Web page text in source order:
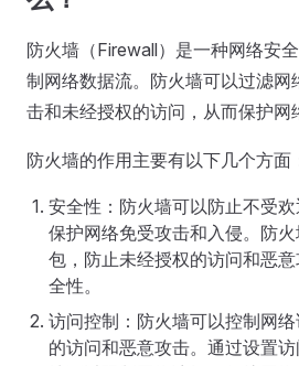
防火墙（Firewall）是一种网络安
制网络数据流。防火墙可以过滤网
击和未经授权的访问，从而保护网
防火墙的作用主要有以下几个方面
安全性：防火墙可以防止不受
保护网络免受攻击和入侵。防
包，防止未经授权的访问和恶
全性。
访问控制：防火墙可以控制网
的访问和恶意攻击。通过设置